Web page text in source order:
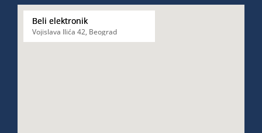
Beli elektronik
Vojislava Ilića 42, Beograd